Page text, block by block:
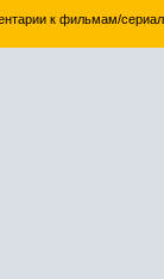
к фильмам/